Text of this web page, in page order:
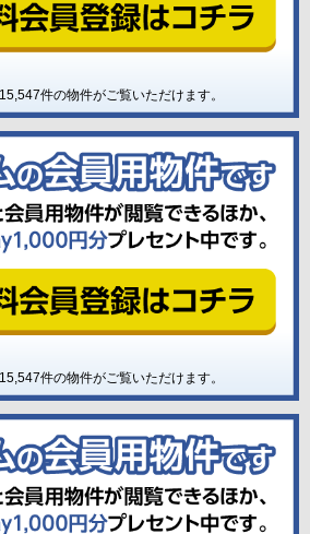
15,547件の物件がご覧いただけます。
15,547件の物件がご覧いただけます。